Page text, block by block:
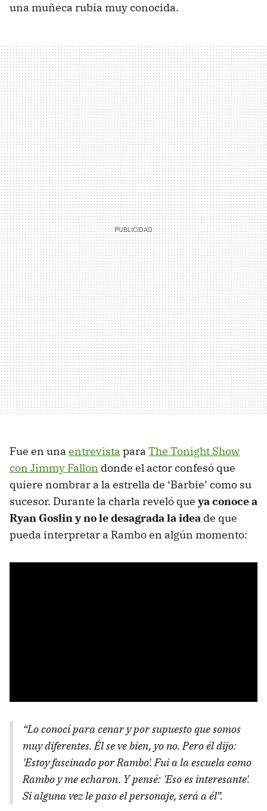
una muñeca rubia muy conocida.
Fue en una entrevista para The Tonight Show
con Jimmy Fallon donde el actor confesó que
quiere nombrar a la estrella de ‘Barbie’ como su
sucesor. Durante la charla reveló que ya conoce a
Ryan Goslin y no le desagrada la idea de que
pueda interpretar a Rambo en algún momento:
“Lo conocí para cenar y por supuesto que somos
muy diferentes. Él se ve bien, yo no. Pero él dijo:
'Estoy fascinado por Rambo'. Fui a la escuela como
Rambo y me echaron. Y pensé: 'Eso es interesante'.
Si alguna vez le paso el personaje, será a él”.